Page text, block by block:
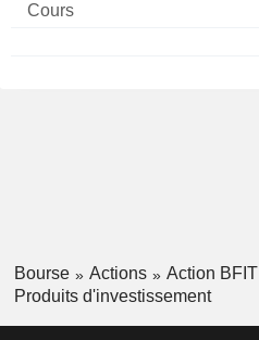
Bourse Actions Action BFIT
Produits d'investissement